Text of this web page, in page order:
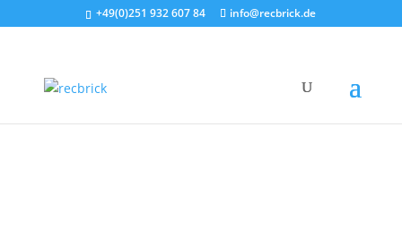
+49(0)251 932 607 84 info@recbrick.de